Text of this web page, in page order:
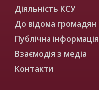
Діяльність КСУ
До відома громадян
Публічна інформація
Взаємодія з медіа
Контакти